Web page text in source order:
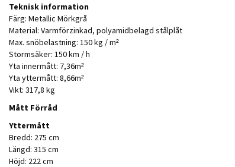
Teknisk information
Färg: Metallic Mörkgrå
Material: Varmförzinkad, polyamidbelagd stålplåt
Max. snöbelastning: 150 kg / m²
Stormsäker: 150 km / h
Yta innermått: 7,36m²
Yta yttermått: 8,66m²
Vikt: 317,8 kg
Mått Förråd
Yttermått
Bredd: 275 cm
Längd: 315 cm
Höjd: 222 cm